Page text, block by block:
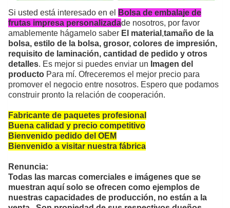
Si usted está interesado en el
Bolsa de embalaje de
frutas impresa personalizadade nosotros, por favor
amablemente hágamelo saber El material ,tamaño de la
bolsa, estilo de la bolsa, grosor, colores de impresión,
requisito de laminación, cantidad de pedido y otros
detalles. Es mejor si puedes enviar un Imagen del
producto Para mí. Ofreceremos el mejor precio para
promover el negocio entre nosotros. Espero que podamos
construir pronto la relación de cooperación.
Fabricante de paquetes profesional
Buena calidad y precio competitivo
Bienvenido pedido del OEM
Bienvenido a visitar nuestra fábrica
Renuncia:
Todas las marcas comerciales e imágenes que se
muestran aquí solo se ofrecen como ejemplos de
nuestras capacidades de producción, no están a la